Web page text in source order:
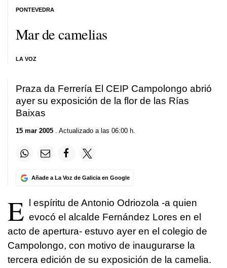
Mar de camelias
LA VOZ
PONTEVEDRA
Praza da Ferrería El CEIP Campolongo abrió
ayer su exposición de la flor de las Rías
Baixas
15 mar 2005 . Actualizado a las 06:00 h.
Añade a La Voz de Galicia en Google
E
l espíritu de Antonio Odriozola -a quien
evocó el alcalde Fernández Lores en el
acto de apertura- estuvo ayer en el colegio de
Campolongo, con motivo de inaugurarse la
tercera edición de su exposición de la camelia.